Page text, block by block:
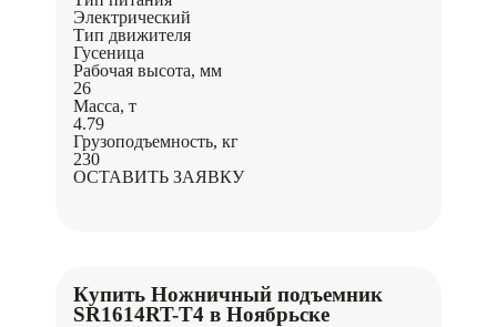
Электрический
Тип движителя
Гусеница
Рабочая высота, мм
26
Масса, т
4.79
Грузоподъемность, кг
230
ОСТАВИТЬ ЗАЯВКУ
Купить Ножничный подъемник
SR1614RT-Т4 в Ноябрьске